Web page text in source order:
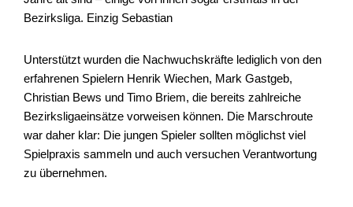
Bezirksliga. Einzig Sebastian
Unterstützt wurden die Nachwuchskräfte lediglich von den
erfahrenen Spielern Henrik Wiechen, Mark Gastgeb,
Christian Bews und Timo Briem, die bereits zahlreiche
Bezirksligaeinsätze vorweisen können. Die Marschroute
war daher klar: Die jungen Spieler sollten möglichst viel
Spielpraxis sammeln und auch versuchen Verantwortung
zu übernehmen.